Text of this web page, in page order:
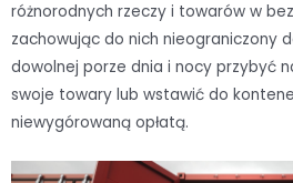
różnorodnych rzeczy i towarów w
zachowując do nich nieograniczony
dowolnej porze dnia i nocy przybyć
swoje towary lub wstawić do
niewygórowaną opłatą.